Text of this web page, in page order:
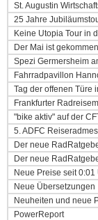
St. Augustin
25 Jahre
Keine Utopia Tour in
Der Mai ist
Spezi Germersheim
Fahrradpavillon
Tag der offenen Türe
Frankfurter
"bike aktiv" auf der
5. ADFC
Der neue
Der neue
Neue Preise seit 0:01
Neue Übersetzungen
Neuheiten und neue
PowerReport